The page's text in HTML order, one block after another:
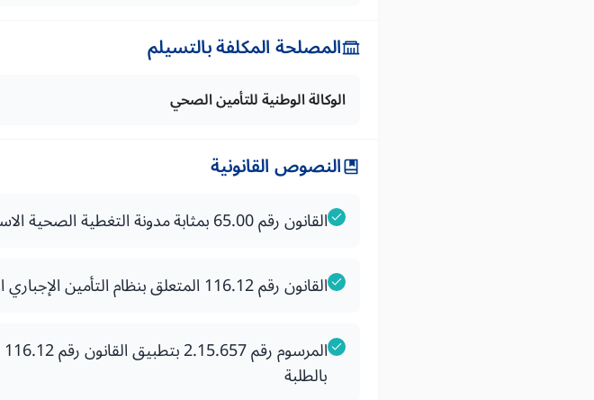
المصلحة المكلفة بالتسيلم
الوكالة الوطنية للتأمين الصحي
النصوص القانونية
القانون رقم 65.00 بمثابة مدونة التغطية الصحية الاساسية
القانون رقم 116.12 المتعلق بنظام التأمين الإجباري الأساسي عن المرض الخاص بالطلبة
بالطلبة